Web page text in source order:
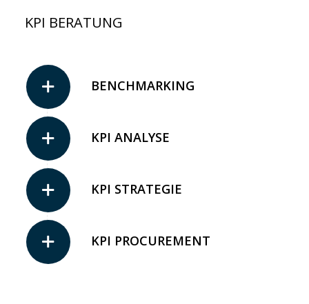
KPI BERATUNG
BENCHMARKING
KPI ANALYSE
KPI STRATEGIE
KPI PROCUREMENT